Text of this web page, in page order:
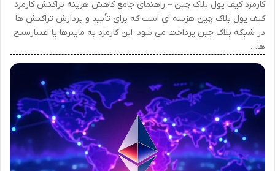
کارمزد کیف پول بلاک چین – راهنمای جامع کاهش هزینه تراکنش کارمزد
کیف پول بلاک چین هزینه ای است که برای تأیید و پردازش تراکنش ها
در شبکه بلاک چین پرداخت می شود. این کارمزد به ماینرها یا اعتبارسنج
ها…